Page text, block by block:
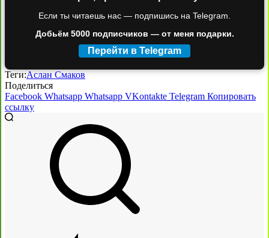
Если ты читаешь нас — подпишись на Telegram.
Добьём 5000 подписчиков — от меня подарки.
Перейти в Telegram
Теги:Аслан Смаков
Поделиться
Facebook Whatsapp Whatsapp VKontakte Telegram Копировать
ссылку